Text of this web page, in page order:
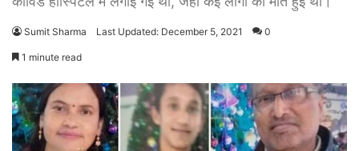
Sumit Sharma Last Updated: December 5, 2021 0
1 minute read